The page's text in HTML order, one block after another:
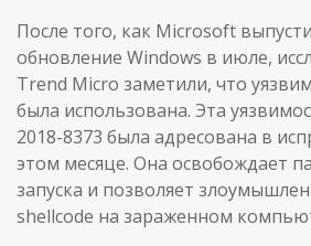
После того, как Microsoft
обновление Windows в июле,
Trend Micro заметили, что
была использована. Эта
2018-8373 была адресована в
этом месяце. Она освобождает
запуска и позволяет
shellcode на зараженном